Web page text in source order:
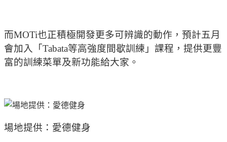
而MOTi也正積極開發更多可辨識的動作，預計五月
會加入「Tabata等高強度間歇訓練」課程，提供更豐
富的訓練菜單及新功能給大家。
場地提供：愛德健身